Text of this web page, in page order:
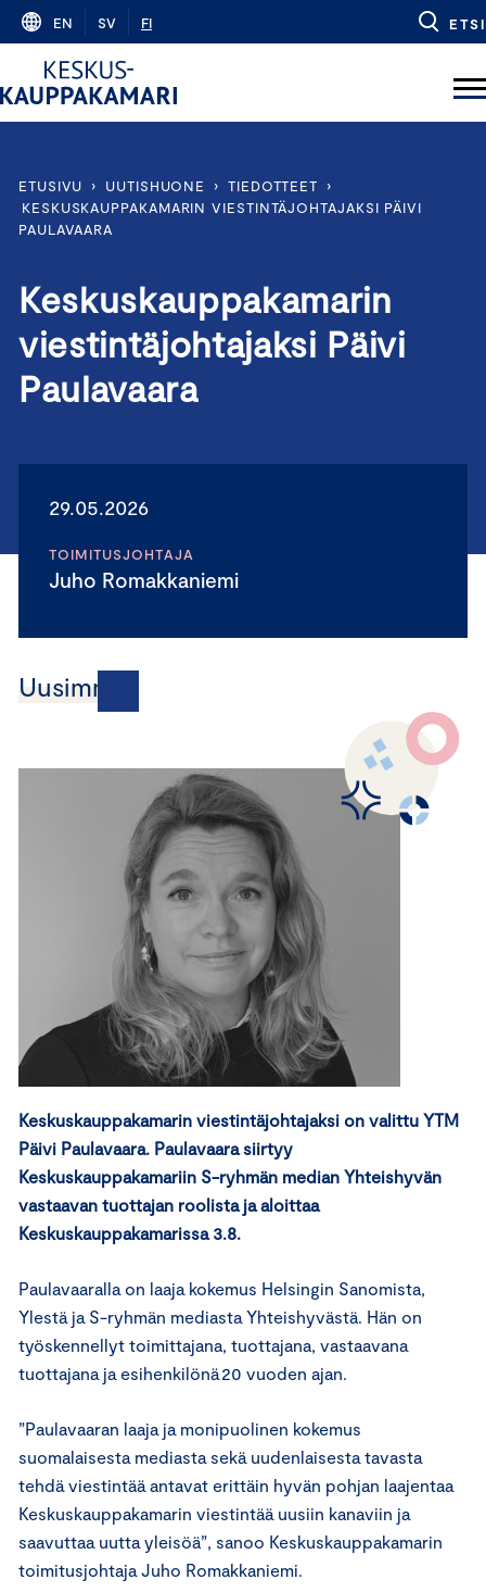
Skip
content
EN SV FI ETSI
ETUSIVU › UUTISHUONE › TIEDOTTEET
›
KESKUSKAUPPAKAMARIN VIESTINTÄJOHTAJAKSI PÄIVI
PAULAVAARA
Keskuskauppakamarin
viestintäjohtajaksi Päivi
Paulavaara
29.05.2026
TOIMITUSJOHTAJA
Juho Romakkaniemi
Uusimmat
Keskuskauppakamarin viestintäjohtajaksi on valittu YTM
Päivi Paulavaara. Paulavaara siirtyy
Keskuskauppakamariin S-ryhmän median Yhteishyvän
vastaavan tuottajan roolista ja aloittaa
Keskuskauppakamarissa 3.8.
Paulavaaralla on laaja kokemus Helsingin Sanomista,
Ylestä ja S-ryhmän mediasta Yhteishyvästä. Hän on
työskennellyt toimittajana, tuottajana, vastaavana
tuottajana ja esihenkilönä 20 vuoden ajan.
”Paulavaaran laaja ja monipuolinen kokemus
suomalaisesta mediasta sekä uudenlaisesta tavasta
tehdä viestintää antavat erittäin hyvän pohjan laajentaa
Keskuskauppakamarin viestintää uusiin kanaviin ja
saavuttaa uutta yleisöä”, sanoo Keskuskauppakamarin
toimitusjohtaja Juho Romakkaniemi.